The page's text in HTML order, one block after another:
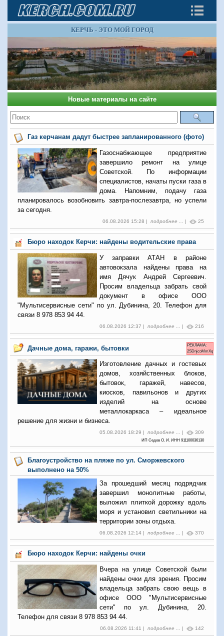
КЕРЧЬ - ЭТО МОЙ ГОРОД
Новые материалы на сайте
Газ керчанам дадут быстрее запланированного (фото)
Газоснабжающее предприятие
завершило ремонт на улице
Советской. По информации
специалистов, начаты пуски газа в
дома. Напомним, подачу газа
планировалось возобновить завтра-послезавтра, но успели
за сегодня.
06.08.2026 15:28 | подробнее ... | 25
Бюро находок Керчи: найдены водительские права
У заправки АТАН в районе
автовокзала найдены права на
имя Дячук Андрей Сергеевич.
Просим владельца забрать свой
документ в офисе ООО
"Мультисервисные сети" по ул. Дубинина, 20. Телефон для
связи 8 978 853 94 44.
06.08.2026 12:37 | подробнее ... | 216
Дачные дома, гаражи, бытовки
РЕКЛАМА:
2SDnjcoMmXq
Изготовление дачных и гостевых
домов, хозяйственных блоков,
бытовок, гаражей, навесов,
киосков, павильонов и других
изделий на основе
металлокаркаса – идеальное
решение для жизни и бизнеса.
05.08.2026 18:29 | подробнее ... | 309
ИП Седов О. И. ИНН 911100036130
Благоустройство на пляже по ул. Сморжевского
выполнено на 50%
За прошедший месяц подрядчик
завершил монолитные работы,
выложил плиткой дорожку вдоль
моря и установил светильники на
территории зоны отдыха.
06.08.2026 12:14 | подробнее ... | 370
Бюро находок Керчи: найдены очки
Вчера на улице Советской были
найдены очки для зрения. Просим
владельца забрать свою вещь в
офисе ООО "Мультисервисные
сети" по ул. Дубинина, 20.
Телефон для связи 8 978 853 94 44.
06.08.2026 11:41 | подробнее ... | 142